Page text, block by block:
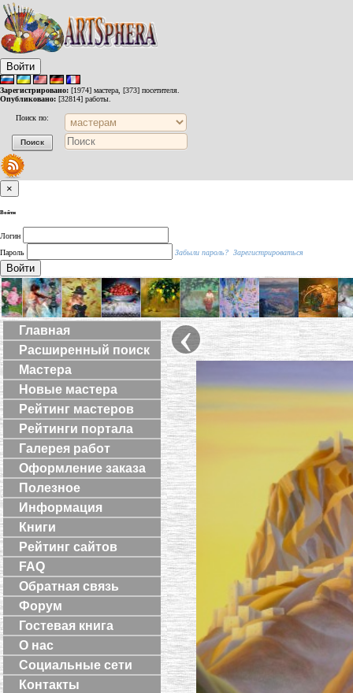
Войти
Зарегистрировано: [1974] мастера, [373] посетителя.
Опубликовано: [32814] работы.
Поиск по:
×
Войти
Логин
Пароль
Забыли пароль? Зарегистрироваться
Войти
Главная
Расширенный поиск
Мастера
Новые мастера
Рейтинг мастеров
Рейтинги портала
Галерея работ
Оформление заказа
Полезное
Информация
Книги
Рейтинг сайтов
FAQ
Обратная связь
Форум
Гостевая книга
О нас
Социальные сети
Контакты
‹